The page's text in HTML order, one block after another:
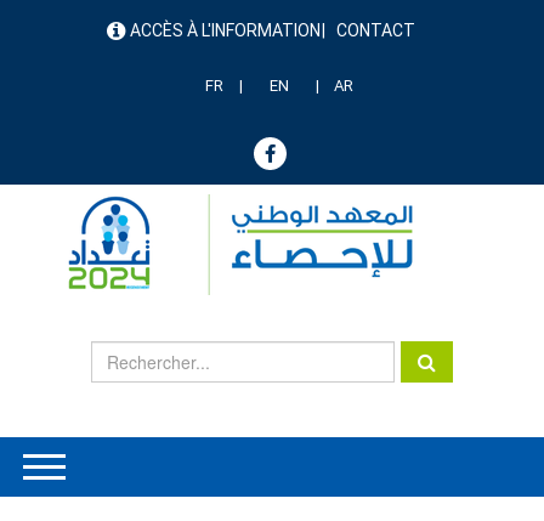
menu ACCÈS À L'INFORMATION CONTACT
FR EN AR